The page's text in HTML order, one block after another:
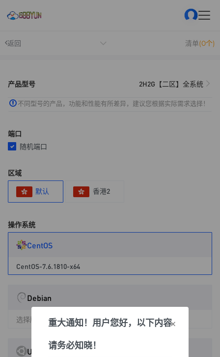
返回 清单(0个)
产品型号 2H2G【二区】全系统
不同型号的产品，功能和性能有所差异，建议您根据实际需求选择！
端口
随机端口
区域
默认 香港2
操作系统
CentOS
CentOS-7.6.1810-x64
Debian
选择版本
Ubuntu
重大通知！用户您好，以下内容
请务必知晓！
×